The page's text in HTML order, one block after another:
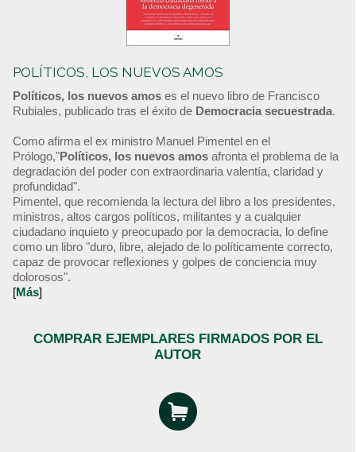
POLÍTICOS, LOS NUEVOS AMOS
Políticos, los nuevos amos es el nuevo libro de Francisco
Rubiales, publicado tras el éxito de Democracia secuestrada.
Como afirma el ex ministro Manuel Pimentel en el
Prólogo,"Políticos, los nuevos amos afronta el problema de la
degradación del poder con extraordinaria valentía, claridad y
profundidad".
Pimentel, que recomienda la lectura del libro a los presidentes,
ministros, altos cargos políticos, militantes y a cualquier
ciudadano inquieto y preocupado por la democracia, lo define
como un libro "duro, libre, alejado de lo políticamente correcto,
capaz de provocar reflexiones y golpes de conciencia muy
dolorosos".
[Más]
COMPRAR EJEMPLARES FIRMADOS POR EL
AUTOR